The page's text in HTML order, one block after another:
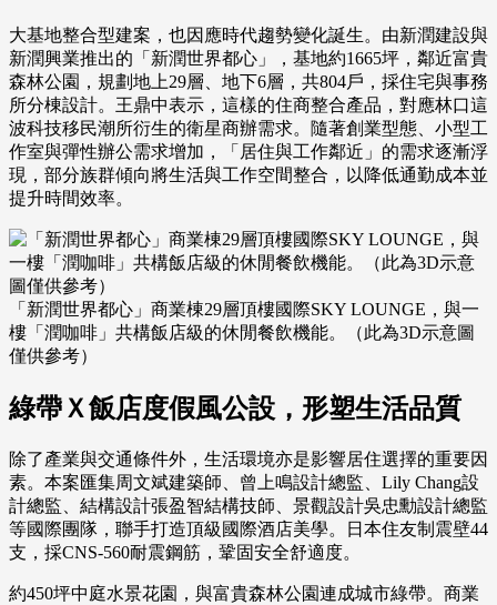
大基地整合型建案，也因應時代趨勢變化誕生。由新潤建設與
新潤興業推出的「新潤世界都心」，基地約1665坪，鄰近富貴
森林公園，規劃地上29層、地下6層，共804戶，採住宅與事務
所分棟設計。王鼎中表示，這樣的住商整合產品，對應林口這
波科技移民潮所衍生的衛星商辦需求。隨著創業型態、小型工
作室與彈性辦公需求增加，「居住與工作鄰近」的需求逐漸浮
現，部分族群傾向將生活與工作空間整合，以降低通勤成本並
提升時間效率。
「新潤世界都心」商業棟29層頂樓國際SKY LOUNGE，與一
樓「潤咖啡」共構飯店級的休閒餐飲機能。（此為3D示意圖
僅供參考）
綠帶Ｘ飯店度假風公設，形塑生活品質
除了產業與交通條件外，生活環境亦是影響居住選擇的重要因
素。本案匯集周文斌建築師、曾上鳴設計總監、Lily Chang設
計總監、結構設計張盈智結構技師、景觀設計吳忠勳設計總監
等國際團隊，聯手打造頂級國際酒店美學。日本住友制震壁44
支，採CNS-560耐震鋼筋，鞏固安全舒適度。
約450坪中庭水景花園，與富貴森林公園連成城市綠帶。商業